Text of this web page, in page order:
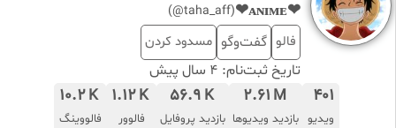
❤ᴀɴɪᴍᴇ❤
(taha_aff@)
فالو گفت‌وگو مسدود کردن
تاریخ ثبت‌نام: 4 سال پیش
401
ویدیو
2.61 M
بازدید ویدیوها
56.9 K
بازدید پروفایل
1.12K
فالوور
10.2K
فالووینگ